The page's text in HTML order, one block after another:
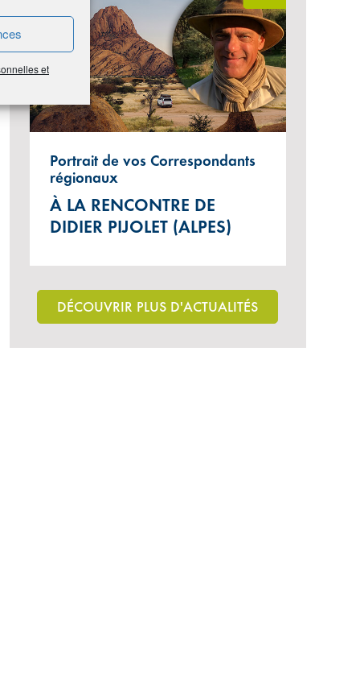
et
Portrait de vos Correspondants
régionaux
À LA RENCONTRE DE
DIDIER PIJOLET (ALPES)
DÉCOUVRIR PLUS D'ACTUALITÉS